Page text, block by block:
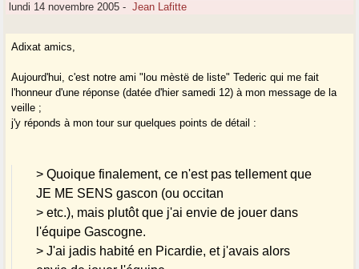
lundi 14 novembre 2005 - Jean Lafitte
Adixat amics,
Aujourd'hui, c'est notre ami "lou mèstë de liste" Tederic qui me fait
l'honneur d'une réponse (datée d'hier samedi 12) à mon message de la
veille ;
j'y réponds à mon tour sur quelques points de détail :
> Quoique finalement, ce n'est pas tellement que
JE ME SENS gascon (ou occitan
> etc.), mais plutôt que j'ai envie de jouer dans
l'équipe Gascogne.
> J'ai jadis habité en Picardie, et j'avais alors